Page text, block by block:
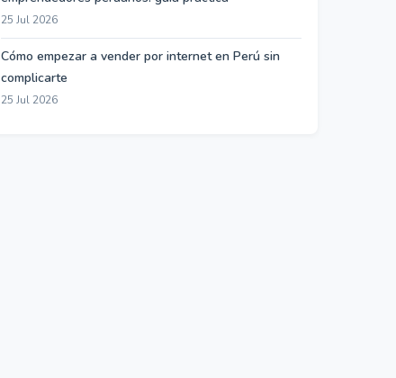
25 Jul 2026
Cómo empezar a vender por internet en Perú sin
complicarte
25 Jul 2026